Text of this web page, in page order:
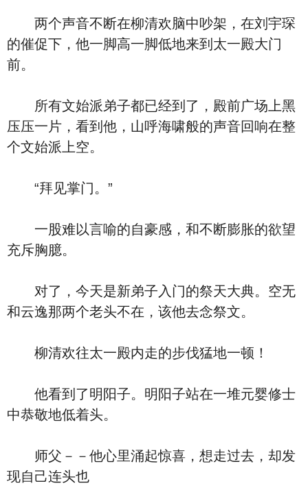
两个声音不断在柳清欢脑中吵架，在刘宇琛
的催促下，他一脚高一脚低地来到太一殿大门
前。
所有文始派弟子都已经到了，殿前广场上黑
压压一片，看到他，山呼海啸般的声音回响在整
个文始派上空。
“拜见掌门。”
一股难以言喻的自豪感，和不断膨胀的欲望
充斥胸臆。
对了，今天是新弟子入门的祭天大典。空无
和云逸那两个老头不在，该他去念祭文。
柳清欢往太一殿内走的步伐猛地一顿！
他看到了明阳子。明阳子站在一堆元婴修士
中恭敬地低着头。
师父－－他心里涌起惊喜，想走过去，却发
现自己连头也